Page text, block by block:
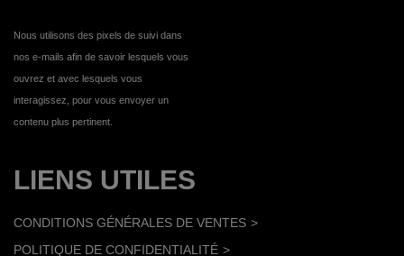
Nous utilisons des pixels de suivi dans
nos e-mails afin de savoir lesquels vous
ouvrez et avec lesquels vous
interagissez, pour vous envoyer un
contenu plus pertinent.
LIENS UTILES
CONDITIONS GÉNÉRALES DE VENTES
POLITIQUE DE CONFIDENTIALITÉ